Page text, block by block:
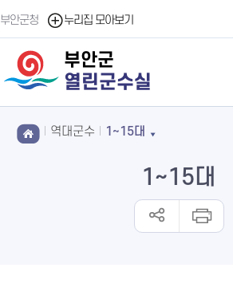
부안군청 누리집 모아보기
부안군
열린군수실
역대군수 1~15대
1~15대